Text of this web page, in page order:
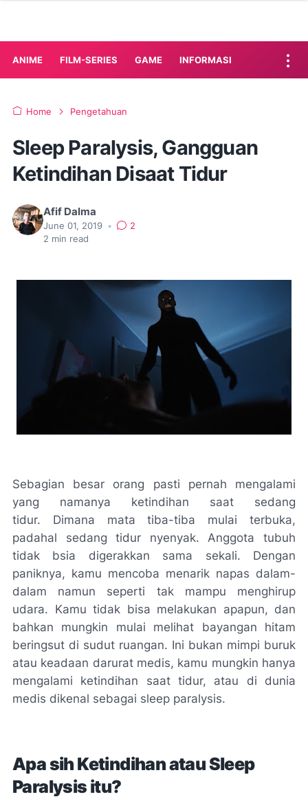
ANIME FILM-SERIES GAME INFORMASI
Home Pengetahuan
Sleep Paralysis, Gangguan
Ketindihan Disaat Tidur
Afif Dalma
June 01, 2019 •
2
2 min read
Sebagian besar orang pasti pernah mengalami
yang namanya ketindihan saat sedang
tidur. Dimana mata tiba-tiba mulai terbuka,
padahal sedang tidur nyenyak. Anggota tubuh
tidak bsia digerakkan sama sekali. Dengan
paniknya, kamu mencoba menarik napas dalam-
dalam namun seperti tak mampu menghirup
udara. Kamu tidak bisa melakukan apapun, dan
bahkan mungkin mulai melihat bayangan hitam
beringsut di sudut ruangan. Ini bukan mimpi buruk
atau keadaan darurat medis, kamu mungkin hanya
mengalami ketindihan saat tidur, atau di dunia
medis dikenal sebagai sleep paralysis.
Apa sih Ketindihan atau Sleep
Paralysis itu?